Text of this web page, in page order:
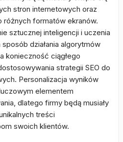
stron internetowych oraz
formatów ekranów.
sztucznej inteligencji i uczenia
działania algorytmów
konieczność ciągłego
strategii SEO do
Personalizacja wyników
elementem
dlatego firmy będą musiały
treści
swoich klientów.